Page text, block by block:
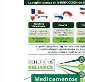
Medicamentos